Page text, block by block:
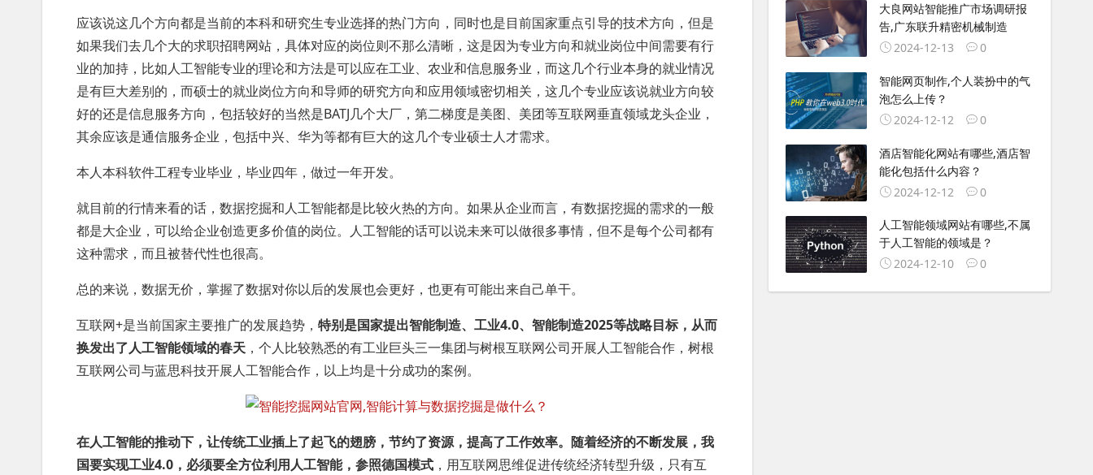
应该说这几个方向都是当前的本科和研究生专业选择的热门方向，同时也是目前国家重点引导的技术方向，但是
如果我们去几个大的求职招聘网站，具体对应的岗位则不那么清晰，这是因为专业方向和就业岗位中间需要有行
业的加持，比如人工智能专业的理论和方法是可以应在工业、农业和信息服务业，而这几个行业本身的就业情况
是有巨大差别的，而硕士的就业岗位方向和导师的研究方向和应用领域密切相关，这几个专业应该说就业方向较
好的还是信息服务方向，包括较好的当然是BATJ几个大厂，第二梯度是美图、美团等互联网垂直领域龙头企业，
其余应该是通信服务企业，包括中兴、华为等都有巨大的这几个专业硕士人才需求。
本人本科软件工程专业毕业，毕业四年，做过一年开发。
就目前的行情来看的话，数据挖掘和人工智能都是比较火热的方向。如果从企业而言，有数据挖掘的需求的一般
都是大企业，可以给企业创造更多价值的岗位。人工智能的话可以说未来可以做很多事情，但不是每个公司都有
这种需求，而且被替代性也很高。
总的来说，数据无价，掌握了数据对你以后的发展也会更好，也更有可能出来自己单干。
互联网+是当前国家主要推广的发展趋势， 特别是国家提出智能制造、工业4.0、智能制造2025等战略目标，从而
换发出了人工智能领域的春天 ，个人比较熟悉的有工业巨头三一集团与树根互联网公司开展人工智能合作，树根
互联网公司与蓝思科技开展人工智能合作，以上均是十分成功的案例。
在人工智能的推动下，让传统工业插上了起飞的翅膀，节约了资源，提高了工作效率。随着经济的不断发展，我
国要实现工业4.0，必须要全方位利用人工智能，参照德国模式 ，用互联网思维促进传统经济转型升级，只有互
大良网站智能推广市场调研报
告,广东联升精密机械制造
2024-12-13
0
智能网页制作,个人装扮中的气
泡怎么上传？
2024-12-12
0
酒店智能化网站有哪些,酒店智
能化包括什么内容？
2024-12-12
0
人工智能领域网站有哪些,不属
于人工智能的领域是？
2024-12-10
0